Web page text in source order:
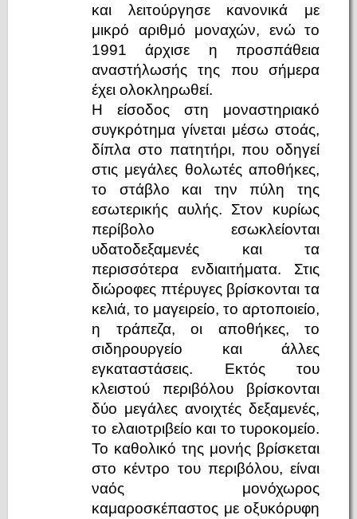
και λειτούργησε κανονικά με
μικρό αριθμό μοναχών, ενώ το
1991 άρχισε η προσπάθεια
αναστήλωσής της που σήμερα
έχει ολοκληρωθεί.
Η είσοδος στη μοναστηριακό
συγκρότημα γίνεται μέσω στοάς,
δίπλα στο πατητήρι, που οδηγεί
στις μεγάλες θολωτές αποθήκες,
το στάβλο και την πύλη της
εσωτερικής αυλής. Στον κυρίως
περίβολο εσωκλείονται
υδατοδεξαμενές και τα
περισσότερα ενδιαιτήματα. Στις
διώροφες πτέρυγες βρίσκονται τα
κελιά, το μαγειρείο, το αρτοποιείο,
η τράπεζα, οι αποθήκες, το
σιδηρουργείο και άλλες
εγκαταστάσεις. Εκτός του
κλειστού περιβόλου βρίσκονται
δύο μεγάλες ανοιχτές δεξαμενές,
το ελαιοτριβείο και το τυροκομείο.
Το καθολικό της μονής βρίσκεται
στο κέντρο του περιβόλου, είναι
ναός μονόχωρος
καμαροσκέπαστος με οξυκόρυφη